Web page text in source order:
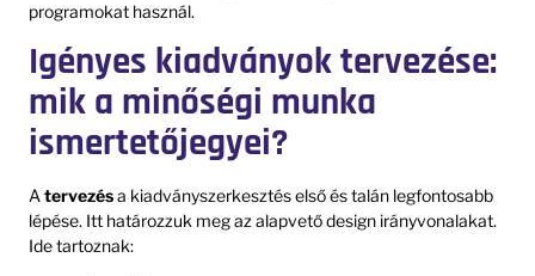
programokat használ.
Igényes kiadványok tervezése:
mik a minőségi munka
ismertetőjegyei?
Atervezésa kiadványszerkesztés első és talán legfontosabb
lépése. Itt határozzuk meg az alapvető design irányvonalakat.
Ide tartoznak: